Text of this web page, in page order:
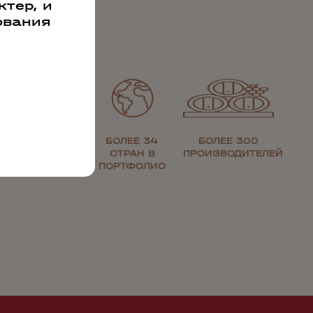
БОЛЕЕ 34
СТРАН В
ПОРТФОЛИО
БОЛЕЕ 300
ПРОИЗВОДИТЕЛЕЙ
и